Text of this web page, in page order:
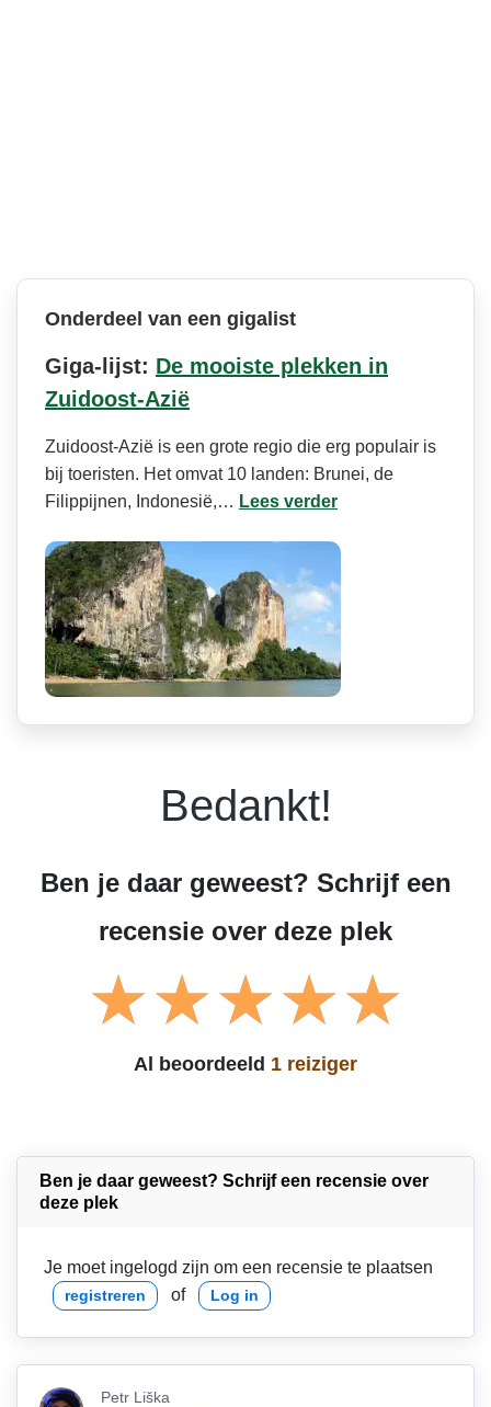
Onderdeel van een gigalist
Giga-lijst: De mooiste plekken in
Zuidoost-Azië
Zuidoost-Azië is een grote regio die erg populair is
bij toeristen. Het omvat 10 landen: Brunei, de
Filippijnen, Indonesië,… Lees verder
Bedankt!
Ben je daar geweest? Schrijf een
recensie over deze plek
Al beoordeeld 1 reiziger
Ben je daar geweest? Schrijf een recensie over
deze plek
Je moet ingelogd zijn om een recensie te plaatsen
registreren of Log in
Petr Liška